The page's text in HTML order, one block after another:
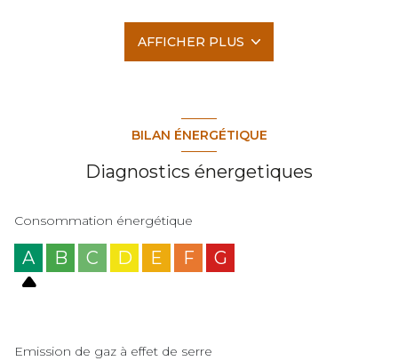
en suite, d'un grand séjour avec cuisine et salle à manger et
d'un coin TV. Et une grande terrasse couverte.
Chaque terrain possède une place de stationnement ainsi
000 MUR (accès au permis de séjour)
Les appartements du deuxième étage sont à 18 000 000
MUR (accès au permis de séjour)Projet en VEFA, début
des travaux en juin 2023.
AFFICHER PLUS
BILAN ÉNERGÉTIQUE
Diagnostics énergetiques
Consommation énergétique
A B C D E F G
Emission de gaz à effet de serre